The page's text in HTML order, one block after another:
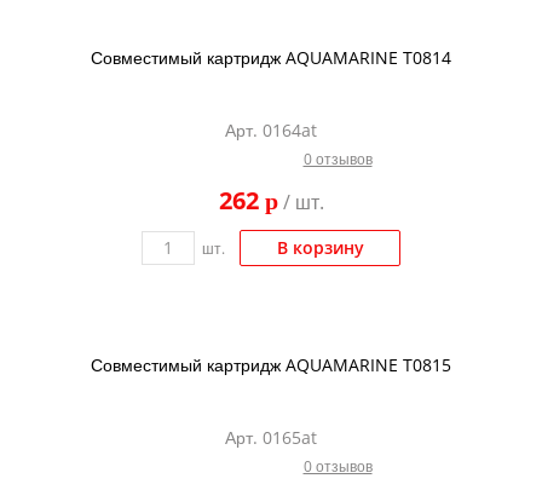
Ленточные картриджи
Совместимый картридж AQUAMARINE T0814
Арт. 0164at
0 отзывов
262 p/ шт.
шт. В корзину
Совместимый картридж AQUAMARINE T0815
Арт. 0165at
0 отзывов